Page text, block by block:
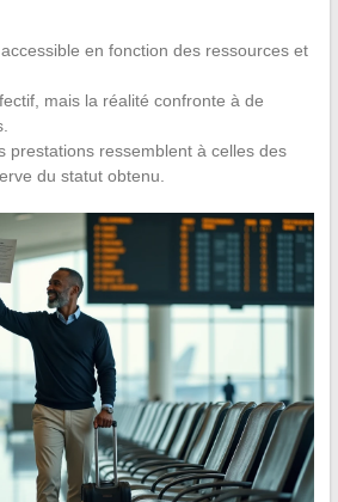
en fonction des ressources et
mais la réalité confronte à de
prestations ressemblent à celles des
du statut obtenu.